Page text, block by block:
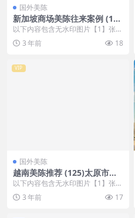
国外美陈
新加坡商场美陈往来案例 (177
1)大连市美陈方案
以下内容包含无水印图片【1】张
，开通会员无障碍浏览 开通VIP会
员 3 年前 18
VIP
国外美陈
越南美陈推荐 (125)太原市美
陈网
以下内容包含无水印图片【1】张
，开通会员无障碍浏览 开通VIP会
员 3 年前 17